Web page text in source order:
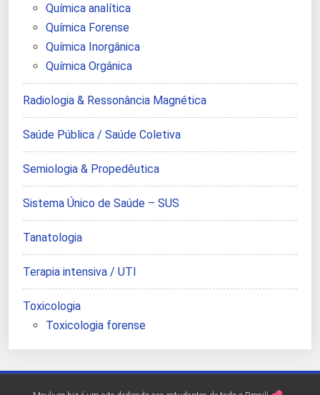
Química analítica
Química Forense
Química Inorgânica
Química Orgânica
Radiologia & Ressonância Magnética
Saúde Pública / Saúde Coletiva
Semiologia & Propedêutica
Sistema Único de Saúde – SUS
Tanatologia
Terapia intensiva / UTI
Toxicologia
Toxicologia forense